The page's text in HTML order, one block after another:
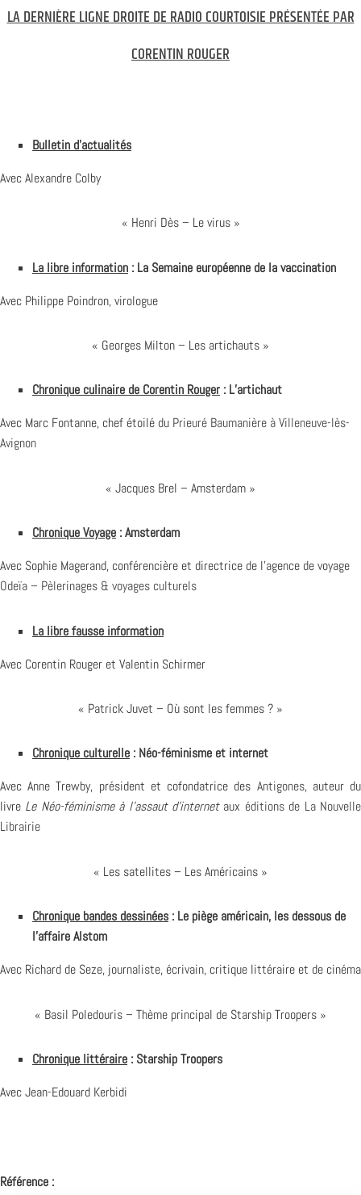
LA DERNIÈRE LIGNE DROITE DE RADIO COURTOISIE PRÉSENTÉE PAR
CORENTIN ROUGER
Bulletin d’actualités
Avec Alexandre Colby
« Henri Dès – Le virus »
La libre information : La Semaine européenne de la vaccination
Avec Philippe Poindron, virologue
« Georges Milton – Les artichauts »
Chronique culinaire de Corentin Rouger : L’artichaut
Avec Marc Fontanne, chef étoilé du Prieuré Baumanière à Villeneuve-lès-
Avignon
« Jacques Brel – Amsterdam »
ChroniqueVoyage : Amsterdam
Avec Sophie Magerand, conférencière et directrice de l’agence de voyage
Odeïa – Pèlerinages & voyages culturels
La libre fausse information
Avec Corentin Rouger et Valentin Schirmer
« Patrick Juvet – Où sont les femmes ? »
Chronique culturelle : Néo-féminisme et internet
Avec Anne Trewby, président et cofondatrice des Antigones, auteur du
livre Le Néo-féminisme à l’assaut d’internetaux éditions de La Nouvelle
Librairie
« Les satellites – Les Américains »
Chronique bandes dessinées : Le piège américain, les dessous de
l’affaire Alstom
Avec Richard de Seze, journaliste, écrivain, critique littéraire et de cinéma
« Basil Poledouris – Thème principal de Starship Troopers »
Chronique littéraire : Starship Troopers
Avec Jean-Edouard Kerbidi
Référence :